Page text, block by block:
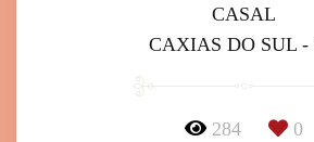
CASAL
CAXIAS DO SUL -
284 0